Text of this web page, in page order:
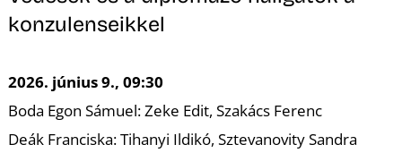
konzulenseikkel
2026. június 9., 09:30
Boda Egon Sámuel: Zeke Edit, Szakács Ferenc
Deák Franciska: Tihanyi Ildikó, Sztevanovity Sandra